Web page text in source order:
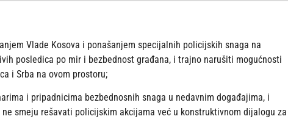
Vlade Kosova i ponašanjem specijalnih policijskih snaga na
posledica po mir i bezbednost građana, i trajno narušiti mogućnosti
i Srba na ovom prostoru;
i pripadnicima bezbednosnih snaga u nedavnim događajima, i
smeju rešavati policijskim akcijama već u konstruktivnom dijalogu za